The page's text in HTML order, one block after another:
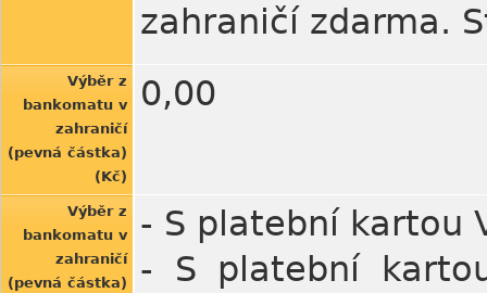
zahraničí zdarma.
Výběr z
bankomatu v
zahraničí
(pevná částka)
(Kč)
0,00
Výběr z
bankomatu v
zahraničí
(pevná částka)
- S platební kartou
- S platební